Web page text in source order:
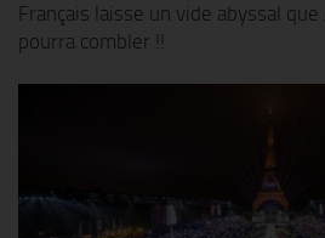
Français laisse un vide abyssal
pourra combler !!